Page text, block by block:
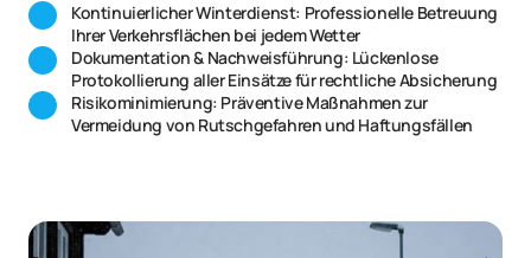
Kontinuierlicher Winterdienst: Professionelle Betreuung
Ihrer Verkehrsflächen bei jedem Wetter
Dokumentation & Nachweisführung: Lückenlose
Protokollierung aller Einsätze für rechtliche Absicherung
Risikominimierung: Präventive Maßnahmen zur
Vermeidung von Rutschgefahren und Haftungsfällen